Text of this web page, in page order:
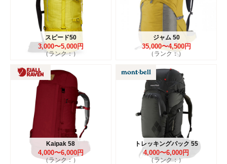
スピード50
3,000〜5,000円
（ランク：）
ジャム 50
35,000〜4,500円
（ランク：）
Kaipak 58
4,000〜6,000円
（ランク：）
トレッキングパック 55
4,000〜6,000円
（ランク：）